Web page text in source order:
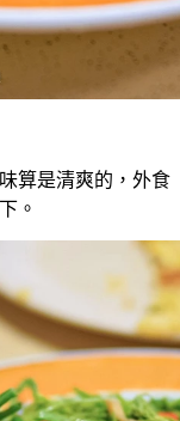
算是清爽的，外食
。